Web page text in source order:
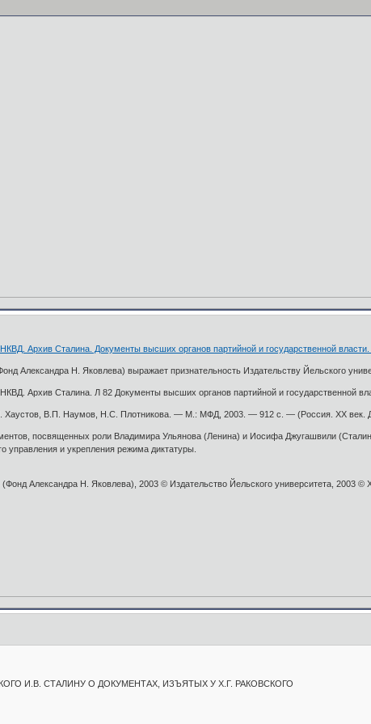
Архив Сталина. Документы высших органов партийной и государственной
Александра Н. Яковлева) выражает признательность Издательству Йельского
Архив Сталина. Л 82 Документы высших органов партийной и государственной
Хаустов, В.П. Наумов, Н.С. Плотникова. — М.: МФД, 2003. — 912 с. — (Россия. XX век.
посвященных роли Владимира Ульянова (Ленина) и Иосифа Джугашвили
управления и укрепления режима диктатуры.
Александра Н. Яковлева), 2003 © Издательство Йельского университета, 2003
И.В. СТАЛИНУ О ДОКУМЕНТАХ, ИЗЪЯТЫХ У Х.Г. РАКОВСКОГО